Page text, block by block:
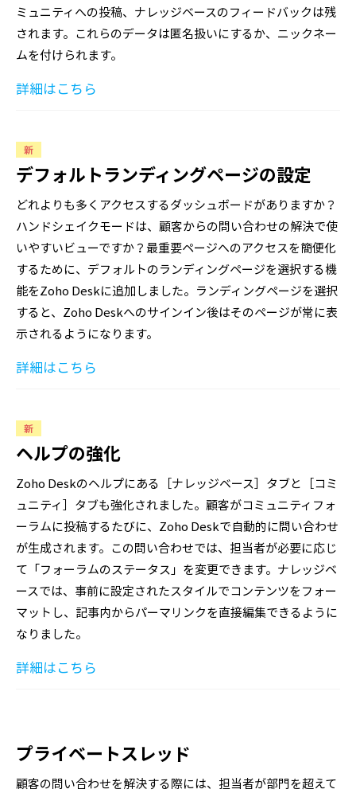
ミュニティへの投稿、ナレッジベースのフィードバックは残
されます。これらのデータは匿名扱いにするか、ニックネー
ムを付けられます。
詳細はこちら
デフォルトランディングページの設定
新
どれよりも多くアクセスするダッシュボードがありますか？
ハンドシェイクモードは、顧客からの問い合わせの解決で使
いやすいビューですか？最重要ページへのアクセスを簡便化
するために、デフォルトのランディングページを選択する機
能をZoho Deskに追加しました。ランディングページを選択
すると、Zoho Deskへのサインイン後はそのページが常に表
示されるようになります。
詳細はこちら
ヘルプの強化
新
Zoho Deskのヘルプにある［ナレッジベース］タブと［コミ
ュニティ］タブも強化されました。顧客がコミュニティフォ
ーラムに投稿するたびに、Zoho Deskで自動的に問い合わせ
が生成されます。この問い合わせでは、担当者が必要に応じ
て「フォーラムのステータス」を変更できます。ナレッジベ
ースでは、事前に設定されたスタイルでコンテンツをフォー
マットし、記事内からパーマリンクを直接編集できるように
なりました。
詳細はこちら
プライベートスレッド
顧客の問い合わせを解決する際には、担当者が部門を超えて